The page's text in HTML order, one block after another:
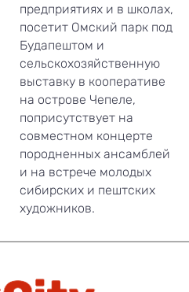
предприятиях и в школах,
посетит Омский парк под
Будапештом и
сельскохозяйственную
выставку в кооперативе
на острове Чепеле,
поприсутствует на
совместном концерте
породненных ансамблей
и на встрече молодых
сибирских и пештских
художников.